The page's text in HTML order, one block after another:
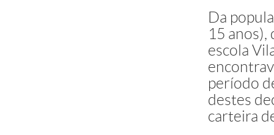
Ensino
(1ª a 8ª
completo
Ensino
2º grau)
Ensino
2º grau)
Ensino
Da
15 anos),
escola
período
destes
carteira